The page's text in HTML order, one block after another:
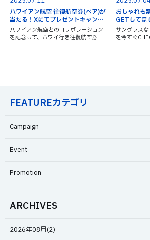
ハワイアン航空 往復航空券(ペア)が
当たる！Xにてプレゼントキャンペ
ーン開催
ハワイアン航空とのコラボレーション
を記念して、ハワイ行き往復航空券が
おしゃれも
GETしてほ
サングラス
を今すぐ
FEATUREカテゴリ
Campaign
Event
Promotion
ARCHIVES
2026年08月(2)